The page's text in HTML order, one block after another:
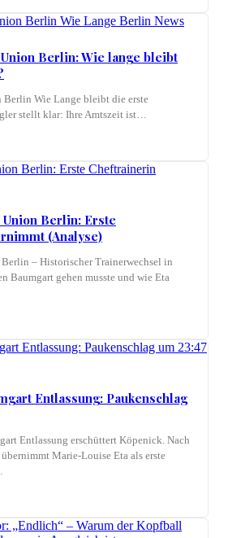
Berlin: Wie lange bleibt
Wie Lange bleibt die erste
stellt klar: Ihre Amtszeit ist…
Berlin: Erste
(Analyse)
– Historischer Trainerwechsel in
Baumgart gehen musste und wie Eta
Entlassung: Paukenschlag
Entlassung erschüttert Köpenick. Nach
Marie-Louise Eta als erste